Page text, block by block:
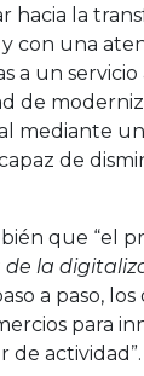
hacia la
con una
a un
de
mediante
de
que “el
de la
a paso,
para
de actividad”.